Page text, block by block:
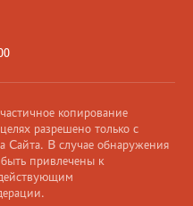
копирование
разрешено только с
Сайта. В случае обнаружения
привлечены к
действующим